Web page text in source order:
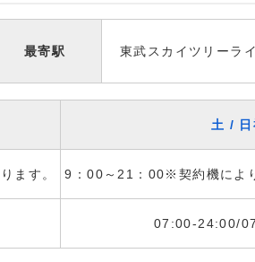
最寄駅 東武スカイツリーラ
土 / 日
ます。 9：00～21：00※契約機によ
07:00-24:00/